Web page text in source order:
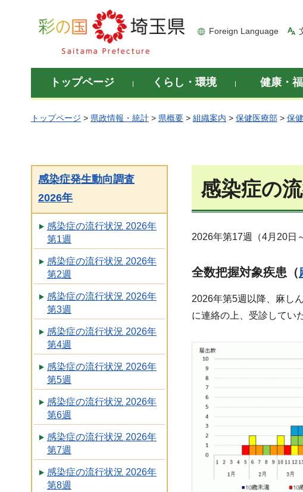
彩の国 埼玉県
Foreign Language
トップページ くらし・環境 健康・
トップページ > 県政情報・統計 > 県概要 > 組織案内 > 保健医療部 > 保
感染症発生動向調査
2026年
感染症の流行状況 2026年
第1週
感染症の流行状況 2026年
第2週
感染症の流行状況 2026年
第3週
感染症の流行状況 2026年
第4週
感染症の流行状況 2026年
第5週
感染症の流行状況 2026年
第6週
感染症の流行状況 2026年
第7週
感染症の流行状況 2026年
第8週
感染症の
2026年第17週（4月20日
全数把握対象疾患（
2026年第5週以降、麻し
に連絡の上、受診してい